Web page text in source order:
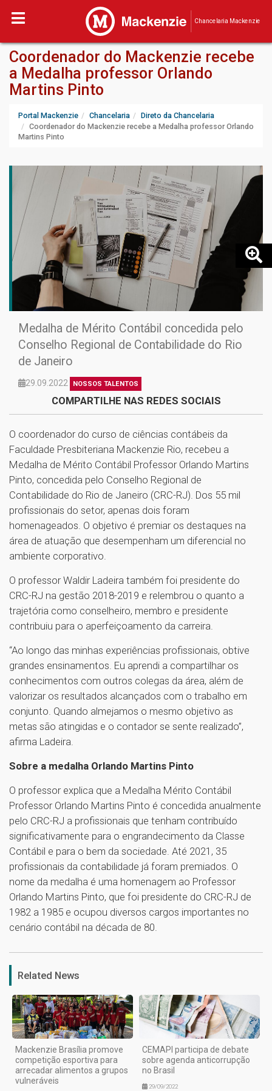
Chancelaria Mackenzie
Coordenador do Mackenzie recebe
a Medalha professor Orlando
Martins Pinto
Portal Mackenzie Chancelaria
Direto da Chancelaria
Coordenador do Mackenzie recebe a Medalha professor Orlando
Martins Pinto
Medalha de Mérito Contábil concedida pelo
Conselho Regional de Contabilidade do Rio
de Janeiro
29.09.2022 NOSSOS TALENTOS
COMPARTILHE NAS REDES SOCIAIS
O coordenador do curso de ciências contábeis da
Faculdade Presbiteriana Mackenzie Rio, recebeu a
Medalha de Mérito Contábil Professor Orlando Martins
Pinto, concedida pelo Conselho Regional de
Contabilidade do Rio de Janeiro (CRC-RJ). Dos 55 mil
profissionais do setor, apenas dois foram
homenageados. O objetivo é premiar os destaques na
área de atuação que desempenham um diferencial no
ambiente corporativo.
O professor Waldir Ladeira também foi presidente do
CRC-RJ na gestão 2018-2019 e relembrou o quanto a
trajetória como conselheiro, membro e presidente
contribuiu para o aperfeiçoamento da carreira.
“Ao longo das minhas experiências profissionais, obtive
grandes ensinamentos. Eu aprendi a compartilhar os
conhecimentos com outros colegas da área, além de
valorizar os resultados alcançados com o trabalho em
conjunto. Quando almejamos o mesmo objetivo as
metas são atingidas e o contador se sente realizado”,
afirma Ladeira.
Sobre a medalha Orlando Martins Pinto
O professor explica que a Medalha Mérito Contábil
Professor Orlando Martins Pinto é concedida anualmente
pelo CRC-RJ a profissionais que tenham contribuído
significativamente para o engrandecimento da Classe
Contábil e para o bem da sociedade. Até 2021, 35
profissionais da contabilidade já foram premiados. O
nome da medalha é uma homenagem ao Professor
Orlando Martins Pinto, que foi presidente do CRC-RJ de
1982 a 1985 e ocupou diversos cargos importantes no
cenário contábil na década de 80.
1
Related News
Mackenzie Brasília promove
competição esportiva para
arrecadar alimentos a grupos
vulneráveis
CEMAPI participa de debate
sobre agenda anticorrupção
no Brasil
29/09/2022